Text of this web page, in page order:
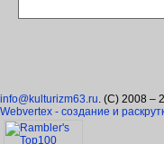
info@kulturizm63.ru. (C) 2008 –
Webvertex - создание и